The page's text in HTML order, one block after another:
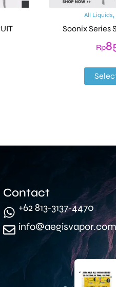
All Liquids,
Soonix Series
Rp
Contact
‪+62 813‑3137‑4470‬